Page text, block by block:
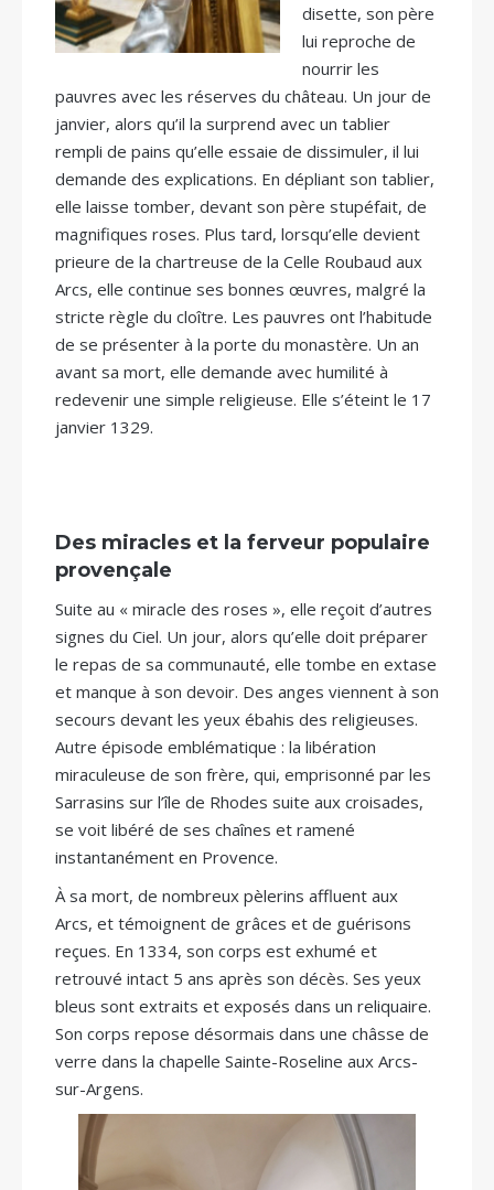
disette, son père
lui reproche de
nourrir les
pauvres avec les réserves du château. Un jour de
janvier, alors qu’il la surprend avec un tablier
rempli de pains qu’elle essaie de dissimuler, il lui
demande des explications. En dépliant son tablier,
elle laisse tomber, devant son père stupéfait, de
magnifiques roses. Plus tard, lorsqu’elle devient
prieure de la chartreuse de la Celle Roubaud aux
Arcs, elle continue ses bonnes œuvres, malgré la
stricte règle du cloître. Les pauvres ont l’habitude
de se présenter à la porte du monastère. Un an
avant sa mort, elle demande avec humilité à
redevenir une simple religieuse. Elle s’éteint le 17
janvier 1329.
Des miracles et la ferveur populaire
provençale
Suite au « miracle des roses », elle reçoit d’autres
signes du Ciel. Un jour, alors qu’elle doit préparer
le repas de sa communauté, elle tombe en extase
et manque à son devoir. Des anges viennent à son
secours devant les yeux ébahis des religieuses.
Autre épisode emblématique : la libération
miraculeuse de son frère, qui, emprisonné par les
Sarrasins sur l’île de Rhodes suite aux croisades,
se voit libéré de ses chaînes et ramené
instantanément en Provence.
À sa mort, de nombreux pèlerins affluent aux
Arcs, et témoignent de grâces et de guérisons
reçues. En 1334, son corps est exhumé et
retrouvé intact 5 ans après son décès. Ses yeux
bleus sont extraits et exposés dans un reliquaire.
Son corps repose désormais dans une châsse de
verre dans la chapelle Sainte-Roseline aux Arcs-
sur-Argens.